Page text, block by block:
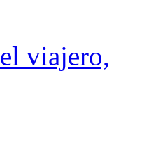
viajero,